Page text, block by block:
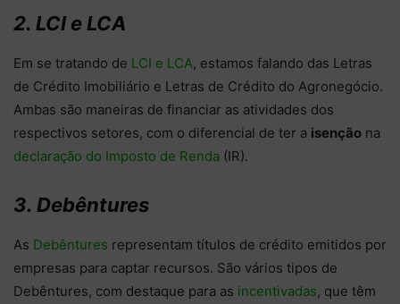
2. LCI e LCA
Em se tratando de LCI e LCA, estamos falando das Letras
de Crédito Imobiliário e Letras de Crédito do Agronegócio.
Ambas são maneiras de financiar as atividades dos
respectivos setores, com o diferencial de ter a isenção na
declaração do Imposto de Renda (IR).
3. Debêntures
As Debêntures representam títulos de crédito emitidos por
empresas para captar recursos. São vários tipos de
Debêntures, com destaque para as incentivadas, que têm